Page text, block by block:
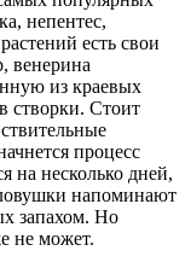
непентес,
есть свои
венерина
из краевых
створки. Стоит
процесс
на несколько дней,
напоминают
запахом. Но
не может.